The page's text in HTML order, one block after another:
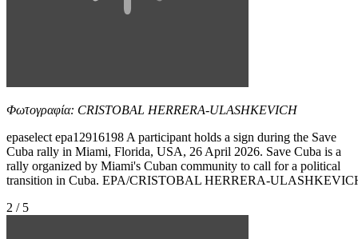
Φωτογραφία: CRISTOBAL HERRERA-ULASHKEVICH
epaselect epa12916198 A participant holds a sign during the Save
Cuba rally in Miami, Florida, USA, 26 April 2026. Save Cuba is a
rally organized by Miami's Cuban community to call for a political
transition in Cuba. EPA/CRISTOBAL HERRERA-
2 / 5